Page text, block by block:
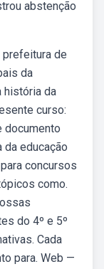
abstenção
de
da
história da
curso:
documento
educação
concursos
como.
do 4º e 5º
Cada
para. Web —